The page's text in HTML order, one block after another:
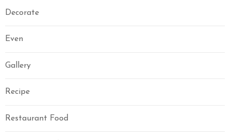
Decorate
Even
Gallery
Recipe
Restaurant Food